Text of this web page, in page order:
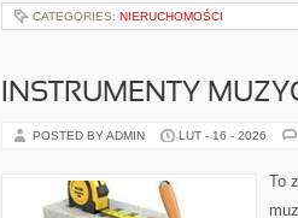
CATEGORIES: NIERUCHOMOŚCI
INSTRUMENTY
POSTED BY ADMIN LUT - 16 - 2026
To